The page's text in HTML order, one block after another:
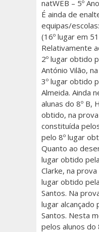
natWEB – 5º
É ainda de
equipas/
(16º lugar em
Relativamente
2º lugar obtido
António Vilão,
3º lugar obtido
Almeida. Ainda
alunas do 8º B,
obtido, na prova
constituída
pelo 8º lugar
Quanto ao
lugar obtido
Clarke, na
lugar obtido
Santos. Na
lugar alcançado
Santos. Nesta
pelos alunos do